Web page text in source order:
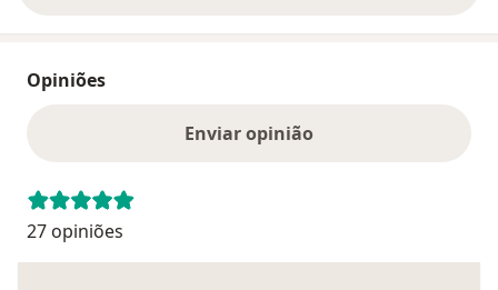
Opiniões
Enviar opinião
27 opiniões